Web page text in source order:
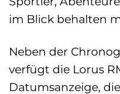
im Blick behalten
Neben der
verfügt die Lorus
Datumsanzeige,